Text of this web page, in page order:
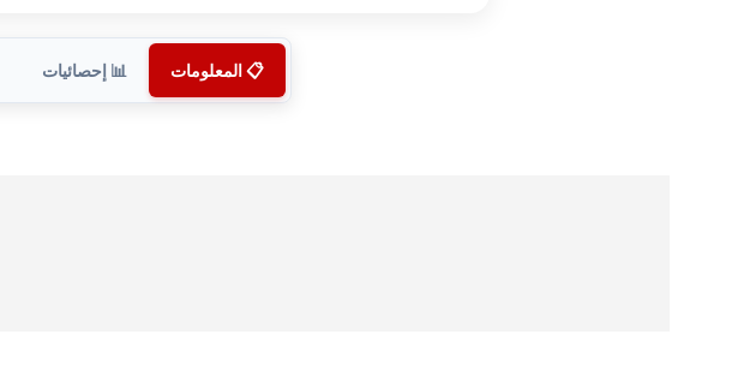
📋 المعلومات 📊 إحصائيات